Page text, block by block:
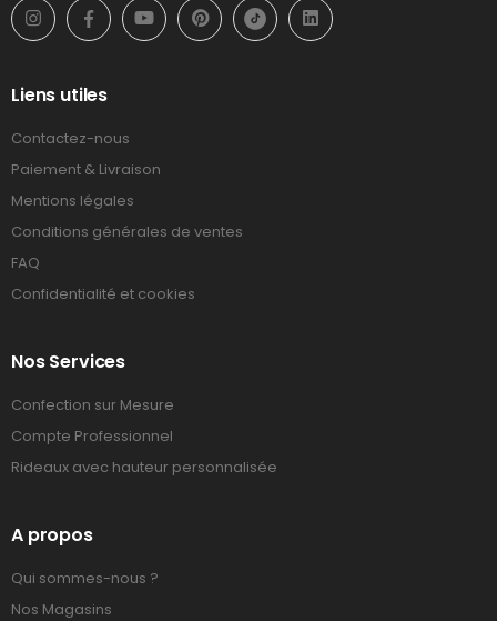
Liens utiles
Contactez-nous
Paiement & Livraison
Mentions légales
Conditions générales de ventes
FAQ
Confidentialité et cookies
Nos Services
Confection sur Mesure
Compte Professionnel
Rideaux avec hauteur personnalisée
A propos
Qui sommes-nous ?
Nos Magasins